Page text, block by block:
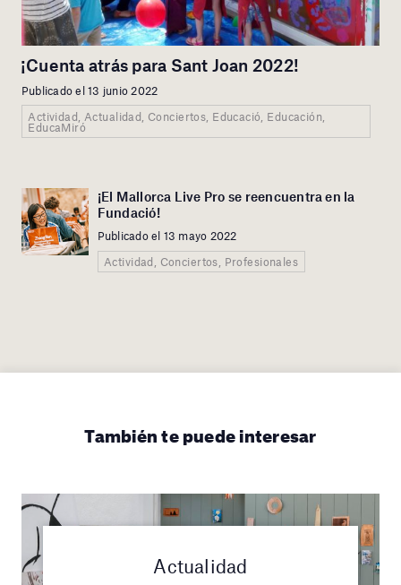
¡Cuenta atrás para Sant Joan 2022!
Publicado el 13 junio 2022
Actividad, Actualidad, Conciertos, Educació, Educación,
EducaMiró
¡El Mallorca Live Pro se reencuentra en la
Fundació!
Publicado el 13 mayo 2022
Actividad, Conciertos, Profesionales
También te puede interesar
Actualidad